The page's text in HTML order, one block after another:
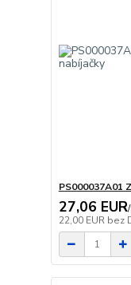
PS000037A01
27,06 EUR/
22,00 EUR bez